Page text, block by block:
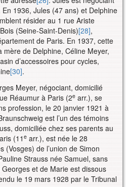
En 1936, Jules (47 ans) et Delphine
résider au 1 rue Ariste
(Seine-Saint-Denis)[28],
de Paris. En 1937, cette
mère de Delphine, Céline Meyer,
d’accessoires pour cycles,
[30].
Meyer, négociant, domicilié
Réaumur à Paris (2e arr.), se
profession, le 20 janvier 1921 à
est l’un des témoins
domiciliée chez ses parents au
(11 e arr.), est née le 28
(Vosges) de l’union de Simon
Strauss née Samuel, sans
et de Marie est dissous
le 19 mars 1928 par le Tribunal